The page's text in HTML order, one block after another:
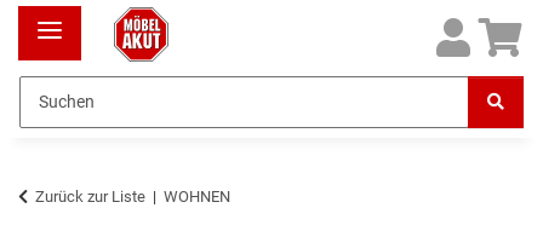
Zurück zur Liste WOHNEN